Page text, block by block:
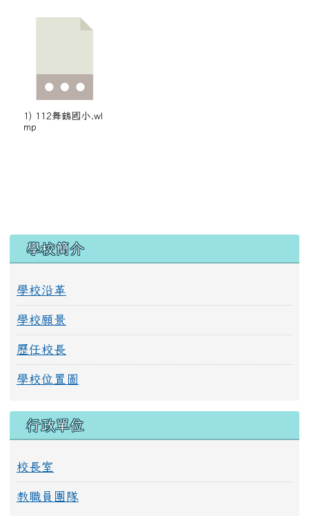
1) 112舞鶴國小.wl
mp
左邊區域內容
學校簡介
學校沿革
學校願景
歷任校長
學校位置圖
行政單位
校長室
教職員團隊